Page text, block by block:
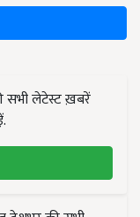
सभी लेटेस्ट ख़बरें